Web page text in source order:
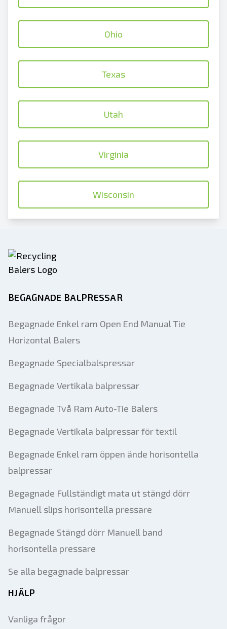
Ohio
Texas
Utah
Virginia
Wisconsin
BEGAGNADE BALPRESSAR
Begagnade Enkel ram Open End Manual Tie
Horizontal Balers
Begagnade Specialbalspressar
Begagnade Vertikala balpressar
Begagnade Två Ram Auto-Tie Balers
Begagnade Vertikala balpressar för textil
Begagnade Enkel ram öppen ände horisontella
balpressar
Begagnade Fullständigt mata ut stängd dörr
Manuell slips horisontella pressare
Begagnade Stängd dörr Manuell band
horisontella pressare
Se alla begagnade balpressar
HJÄLP
Vanliga frågor